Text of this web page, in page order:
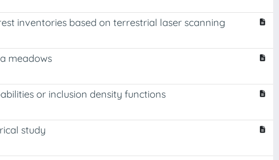
inventories based on terrestrial laser scanning
meadows
or inclusion density functions
study